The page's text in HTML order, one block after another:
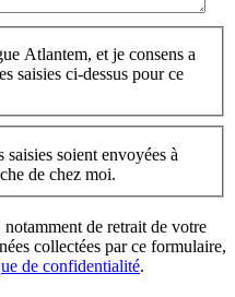
Atlantem, et je consens a
saisies ci-dessus pour ce
saisies soient envoyées à
de chez moi.
de retrait de votre
collectées par ce formulaire,
de confidentialité.